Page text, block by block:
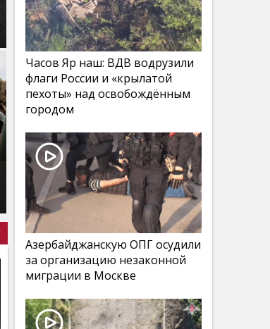
Часов Яр наш: ВДВ водрузили
флаги России и «крылатой
пехоты» над освобождённым
городом
Азербайджанскую ОПГ осудили
за организацию незаконной
миграции в Москве